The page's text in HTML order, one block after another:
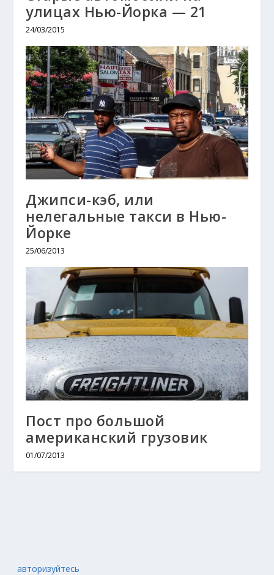
улицах Нью-Йорка — 21
24/03/2015
Джипси-кэб, или
нелегальные такси в Нью-
Йорке
25/06/2013
Пост про большой
американский грузовик
01/07/2013
авторизуйтесь